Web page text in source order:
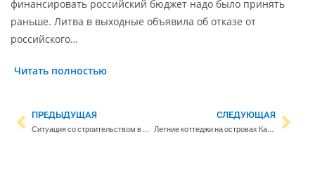
финансировать российский бюджет надо было принять
раньше. Литва в выходные объявила об отказе от
российского…
Читать полностью
ПРЕДЫДУЩАЯ
Ситуация со строительством в Эстонии СПГ-терминала прояснится в четверг
СЛЕДУЮЩАЯ
Летние коттеджи на островах Кауниссаари и Пихлаясаари можно забронировать через сервис Varaamo